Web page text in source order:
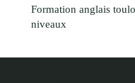
Formation anglais
niveaux